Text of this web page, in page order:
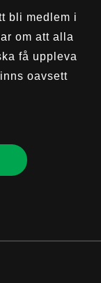
bli medlem i
om att alla
få uppleva
oavsett